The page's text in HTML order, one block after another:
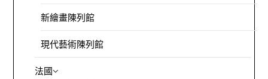
新繪畫陳列館
現代藝術陳列館
法國